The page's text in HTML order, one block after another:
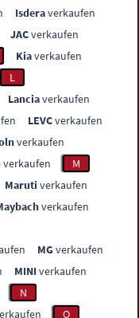
Isderaverkaufen
JACverkaufen
Kiaverkaufen
L
Lanciaverkaufen
LEVCverkaufen
verkaufen
verkaufen
M
Maruti verkaufen
verkaufen
MGverkaufen
MINIverkaufen
N
O